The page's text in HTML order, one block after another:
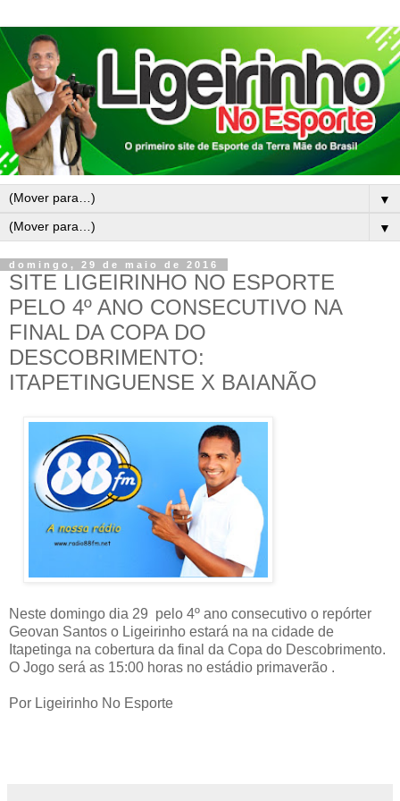
▼
▼
domingo, 29 de maio de 2016
SITE LIGEIRINHO NO ESPORTE
PELO 4º ANO CONSECUTIVO NA
FINAL DA COPA DO
DESCOBRIMENTO:
ITAPETINGUENSE X BAIANÃO
Neste domingo dia 29 pelo 4º ano consecutivo o repórter
Geovan Santos o Ligeirinho estará na na cidade de
Itapetinga na cobertura da final da Copa do Descobrimento.
O Jogo será as 15:00 horas no estádio primaverão .
Por Ligeirinho No Esporte